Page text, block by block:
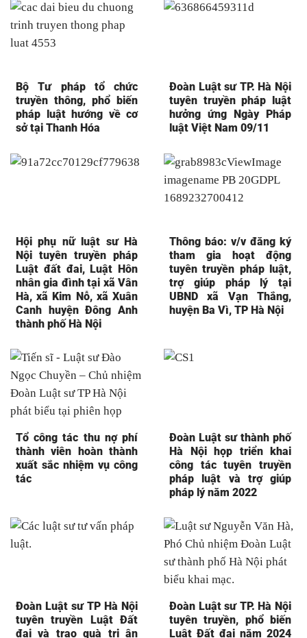
Bộ Tư pháp tổ chức
truyền thông, phổ biến
pháp luật hướng về cơ
sở tại Thanh Hóa
Đoàn Luật sư TP. Hà Nội
tuyên truyền pháp luật
hưởng ứng Ngày Pháp
luật Việt Nam 09/11
Hội phụ nữ luật sư Hà
Nội tuyên truyền pháp
Luật đất đai, Luật Hôn
nhân gia đình tại xã Vân
Hà, xã Kim Nỗ, xã Xuân
Canh huyện Đông Anh
thành phố Hà Nội
Thông báo: v/v đăng ký
tham gia hoạt động
tuyên truyền pháp luật,
trợ giúp pháp lý tại
UBND xã Vạn Thắng,
huyện Ba Vì, TP Hà Nội
Tổ công tác thu nợ phí
thành viên hoàn thành
xuất sắc nhiệm vụ công
tác
Đoàn Luật sư thành phố
Hà Nội họp triển khai
công tác tuyên truyền
pháp luật và trợ giúp
pháp lý năm 2022
Đoàn Luật sư TP Hà Nội
tuyên truyền Luật Đất
đai và trao quà tri ân
Đoàn Luật sư TP. Hà Nội
tuyên truyền, phổ biến
Luật Đất đai năm 2024